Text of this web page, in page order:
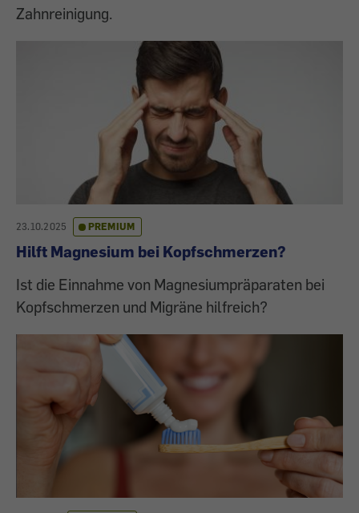
Zahnreinigung.
23.10.2025 PREMIUM
Hilft Magnesium bei Kopfschmerzen?
Ist die Einnahme von Magnesiumpräparaten bei
Kopfschmerzen und Migräne hilfreich?